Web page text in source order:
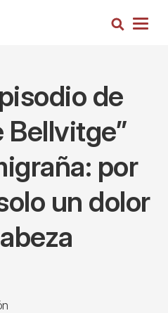
Busca
de
Bellvitge”
por
un dolor